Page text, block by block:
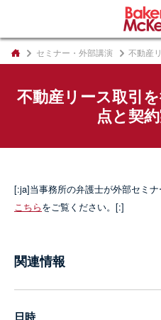
セミナー・外部講演 不動産リ
不動産リース取引
点と契
[:ja]当事務所の弁護士が外部セミ
こちらをご覧ください。[:]
関連情報
日時